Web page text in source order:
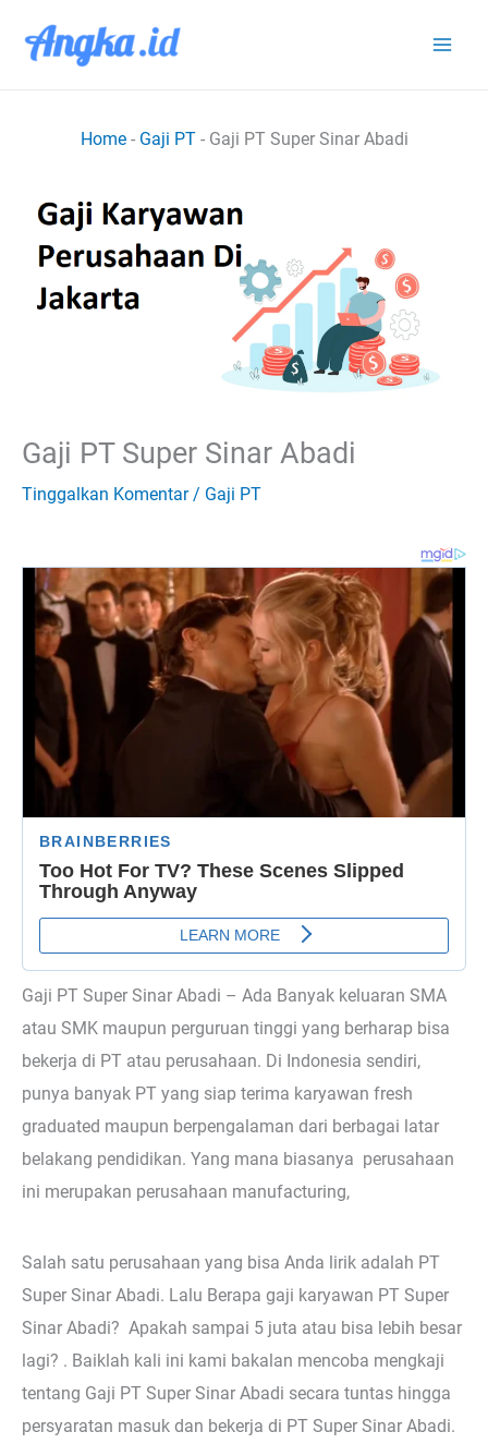
Home- Gaji PT- Gaji PT Super Sinar Abadi
Gaji PT Super Sinar Abadi
Tinggalkan Komentar / Gaji PT
Gaji PT Super Sinar Abadi – Ada Banyak keluaran SMA
atau SMK maupun perguruan tinggi yang berharap bisa
bekerja di PT atau perusahaan. Di Indonesia sendiri,
punya banyak PT yang siap terima karyawan fresh
graduated maupun berpengalaman dari berbagai latar
belakang pendidikan. Yang mana biasanya perusahaan
ini merupakan perusahaan manufacturing,
Salah satu perusahaan yang bisa Anda lirik adalah PT
Super Sinar Abadi. Lalu Berapa gaji karyawan PT Super
Sinar Abadi? Apakah sampai 5 juta atau bisa lebih besar
lagi? . Baiklah kali ini kami bakalan mencoba mengkaji
tentang Gaji PT Super Sinar Abadi secara tuntas hingga
persyaratan masuk dan bekerja di PT Super Sinar Abadi.